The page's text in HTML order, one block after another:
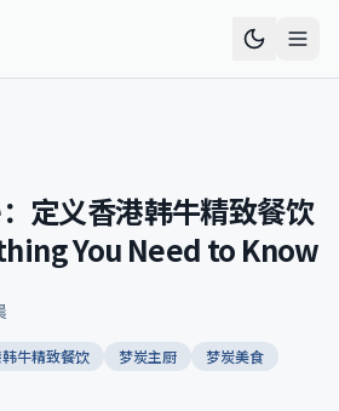
定义香港韩牛精致餐饮
You Need to Know
牛精致餐饮 梦炭主厨
梦炭美食